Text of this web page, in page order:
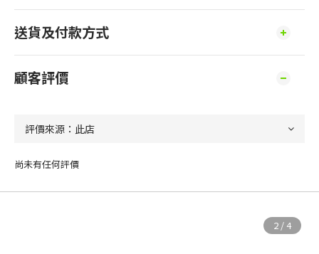
送貨及付款方式
顧客評價
尚未有任何評價